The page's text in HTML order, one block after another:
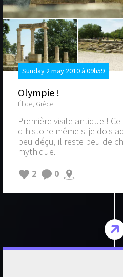
Sunday 2 may 2010 à 09h59
Olympie !
Élide, Grèce
Première visite antique !
d'histoire même si je dois
peu déçu, il reste peu de
mythique.
2
0